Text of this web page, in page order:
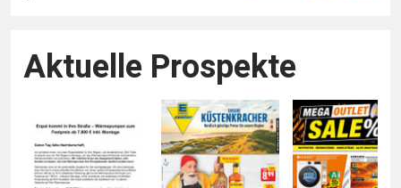
Aktuelle Prospekte